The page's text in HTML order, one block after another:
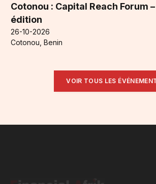
Cotonou : Capital Reach Forum
édition
26-10-2026
Cotonou, Benin
VOIR TOUS LES